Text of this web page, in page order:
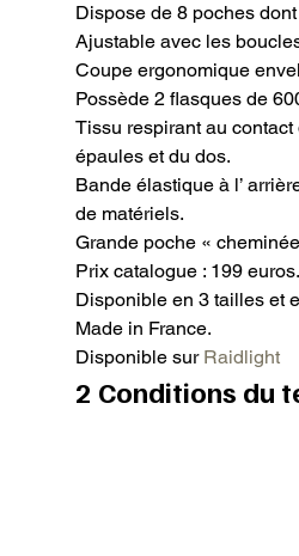
Dispose de 8 poches
Ajustable avec les
Coupe ergonomique
Possède 2 flasques de
Tissu respirant au contact
épaules et du dos.
Bande élastique à l’
de matériels.
Grande poche «
Prix catalogue : 199 euros.
Disponible en 3 tailles et
Made in France.
Disponible sur Raidlight
2 Conditions du